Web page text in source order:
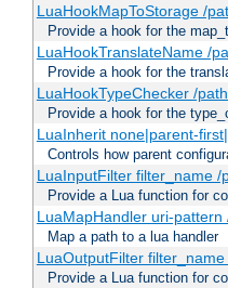
LuaHookMapToStorage /
Provide a hook for the
LuaHookTranslateName /
Provide a hook for the
LuaHookTypeChecker /
Provide a hook for the
LuaInherit none|parent-
Controls how parent
LuaInputFilter filter_name
Provide a Lua function for
LuaMapHandler uri-
Map a path to a lua handler
LuaOutputFilter
Provide a Lua function for